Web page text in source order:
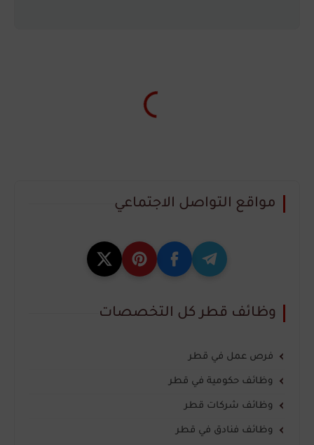
مواقع التواصل الاجتماعي
وظائف قطر كل التخصصات
فرص عمل في قطر
وظائف حكومية في قطر
وظائف شركات قطر
وظائف فنادق في قطر